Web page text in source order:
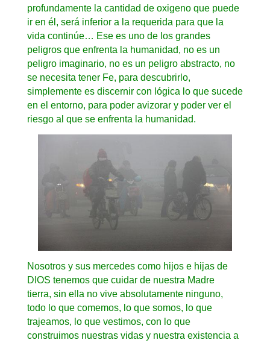
profundamente la cantidad de oxigeno que puede
ir en él, será inferior a la requerida para que la
vida continúe… Ese es uno de los grandes
peligros que enfrenta la humanidad, no es un
peligro imaginario, no es un peligro abstracto, no
se necesita tener Fe, para descubrirlo,
simplemente es discernir con lógica lo que sucede
en el entorno, para poder avizorar y poder ver el
riesgo al que se enfrenta la humanidad.
Nosotros y sus mercedes como hijos e hijas de
DIOS tenemos que cuidar de nuestra Madre
tierra, sin ella no vive absolutamente ninguno,
todo lo que comemos, lo que somos, lo que
trajeamos, lo que vestimos, con lo que
construimos nuestras vidas y nuestra existencia a